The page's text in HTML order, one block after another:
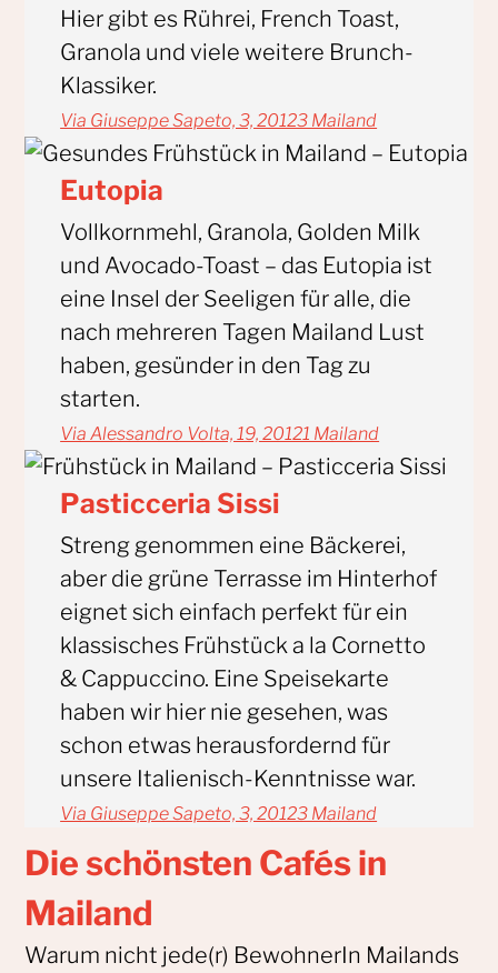
Hier gibt es Rührei, French Toast,
Granola und viele weitere Brunch-
Klassiker.
Via Giuseppe Sapeto, 3, 20123 Mailand
Eutopia
Vollkornmehl, Granola, Golden Milk
und Avocado-Toast – das Eutopia ist
eine Insel der Seeligen für alle, die
nach mehreren Tagen Mailand Lust
haben, gesünder in den Tag zu
starten.
Via Alessandro Volta, 19, 20121 Mailand
Pasticceria Sissi
Streng genommen eine Bäckerei,
aber die grüne Terrasse im Hinterhof
eignet sich einfach perfekt für ein
klassisches Frühstück a la Cornetto
& Cappuccino. Eine Speisekarte
haben wir hier nie gesehen, was
schon etwas herausfordernd für
unsere Italienisch-Kenntnisse war.
Via Giuseppe Sapeto, 3, 20123 Mailand
Die schönsten Cafés in
Mailand
Warum nicht jede(r) BewohnerIn Mailands